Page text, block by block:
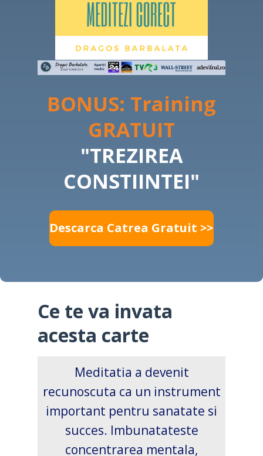
Descarca Catrea Gratuit >>
BONUS: Training
GRATUIT
"TREZIREA
CONSTIINTEI"
Ce te va invata
acesta carte
Meditatia a devenit
recunoscuta ca un instrument
important pentru sanatate si
succes. Imbunatateste
concentrarea mentala,